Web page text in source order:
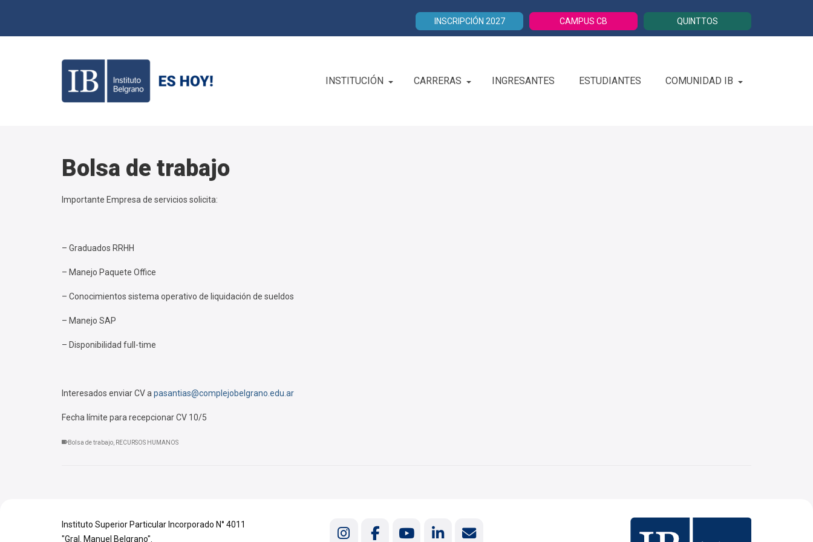
INSCRIPCIÓN 2027 CAMPUS CB QUINTTOS
INSTITUCIÓN CARRERAS INGRESANTES ESTUDIANTES COMUNIDAD IB
Bolsa de trabajo
Importante Empresa de servicios solicita:
– Graduados RRHH
– Manejo Paquete Office
– Conocimientos sistema operativo de liquidación de sueldos
– Manejo SAP
– Disponibilidad full-time
Interesados enviar CV a pasantias@complejobelgrano.edu.ar
Fecha límite para recepcionar CV 10/5
Bolsa de trabajo RECURSOS HUMANOS
Instituto Superior Particular Incorporado N° 4011
"Gral. Manuel Belgrano".